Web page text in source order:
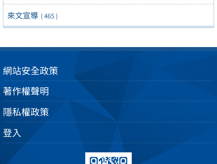
來文宣導 ( 465 )
網站安全政策
著作權聲明
隱私權政策
登入